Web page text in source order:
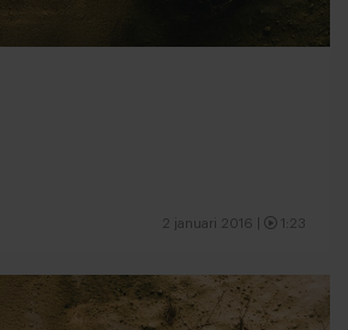
2 januari 2016 1:23